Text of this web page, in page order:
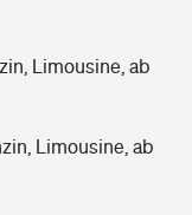
Limousine, ab
Limousine, ab